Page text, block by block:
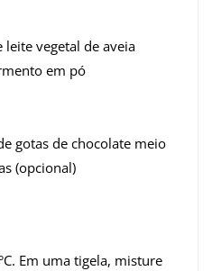
leite vegetal de aveia
em pó
gotas de chocolate meio
(opcional)
Em uma tigela, misture